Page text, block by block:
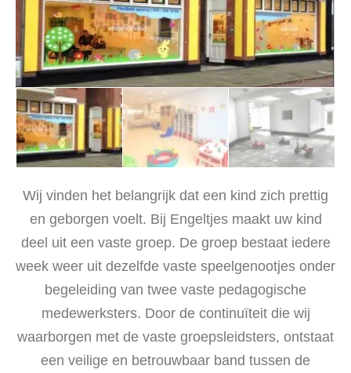
Wij vinden het belangrijk dat een kind zich prettig
en geborgen voelt. Bij Engeltjes maakt uw kind
deel uit een vaste groep. De groep bestaat iedere
week weer uit dezelfde vaste speelgenootjes onder
begeleiding van twee vaste pedagogische
medewerksters. Door de continuïteit die wij
waarborgen met de vaste groepsleidsters, ontstaat
een veilige en betrouwbaar band tussen de